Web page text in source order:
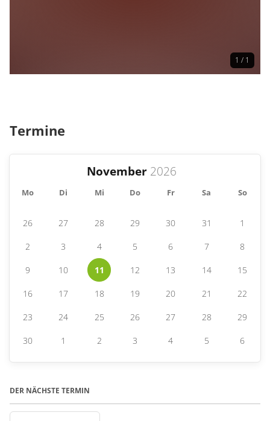
1 / 1
Termine
November
Mo Di Mi Do Fr Sa So
26 27 28 29 30 31 1
2 3 4 5 6 7 8
9 10 11 12 13 14 15
16 17 18 19 20 21 22
23 24 25 26 27 28 29
30 1 2 3 4 5 6
DER NÄCHSTE TERMIN